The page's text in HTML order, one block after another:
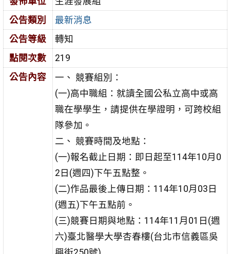
公告類別
最新消息
公告等級
轉知
點閱次數
219
公告內容
一、 競賽組別：
(一)高中職組：就讀全國公私立高中或高
職在學學生，請提供在學證明，可跨校組
隊參加。
二、 競賽時間及地點：
(一)報名截止日期：即日起至114年10月0
2日(週四)下午五點整。
(二)作品最後上傳日期：114年10月03日
(週五)下午五點前。
(三)競賽日期與地點：114年11月01日(週
六)臺北醫學大學杏春樓(台北市信義區吳